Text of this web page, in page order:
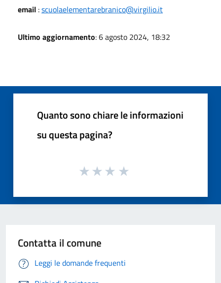
email :scuolaelementarebranico@virgilio.it
Ultimo aggiornamento: 6 agosto 2024, 18:32
Quanto sono chiare le informazioni
su questa pagina?
Contatta il comune
Leggi le domande frequenti